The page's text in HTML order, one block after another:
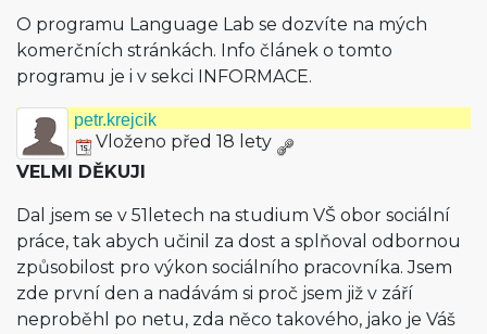
O programu Language Lab se dozvíte na mých
komerčních stránkách. Info článek o tomto
programu je i v sekci INFORMACE.
petr.krejcik
Vloženo před 18 lety
VELMI DĚKUJI
Dal jsem se v 51letech na studium VŠ obor sociální
práce, tak abych učinil za dost a splňoval odbornou
způsobilost pro výkon sociálního pracovníka. Jsem
zde první den a nadávám si proč jsem již v září
neproběhl po netu, zda něco takového, jako je Váš